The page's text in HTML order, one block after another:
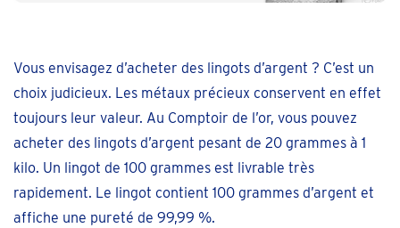
Vous envisagez d’acheter des lingots d’argent ? C’est un
choix judicieux. Les métaux précieux conservent en effet
toujours leur valeur. Au Comptoir de l’or, vous pouvez
acheter des lingots d’argent pesant de 20 grammes à 1
kilo. Un lingot de 100 grammes est livrable très
rapidement. Le lingot contient 100 grammes d’argent et
affiche une pureté de 99,99 %.